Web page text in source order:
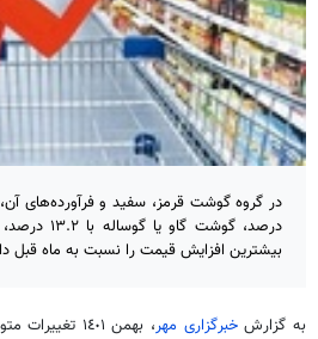
بیشترین افزایش قیمت را نسبت به ماه قبل
به گزارشخبرگزاری مهر
، بهمن ١٤٠١